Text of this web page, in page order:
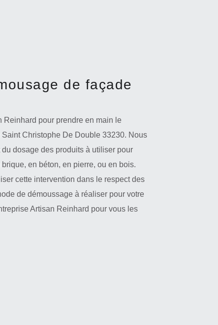
de façade
Reinhard pour prendre en main le
Christophe De Double 33230. Nous
dosage des produits à utiliser pour
en béton, en pierre, ou en bois.
cette intervention dans le respect des
de démoussage à réaliser pour votre
Artisan Reinhard pour vous les